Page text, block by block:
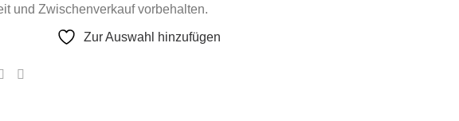
und Zwischenverkauf vorbehalten.
Zur Auswahl hinzufügen